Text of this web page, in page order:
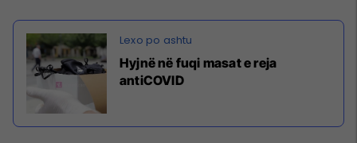
Hyjnë në fuqi masat e reja
antiCOVID